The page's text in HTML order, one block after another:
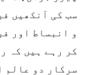
سب کی آنکھیں
و انبساط اور
کر رہے ہیں کہ
سرکار دو عالم